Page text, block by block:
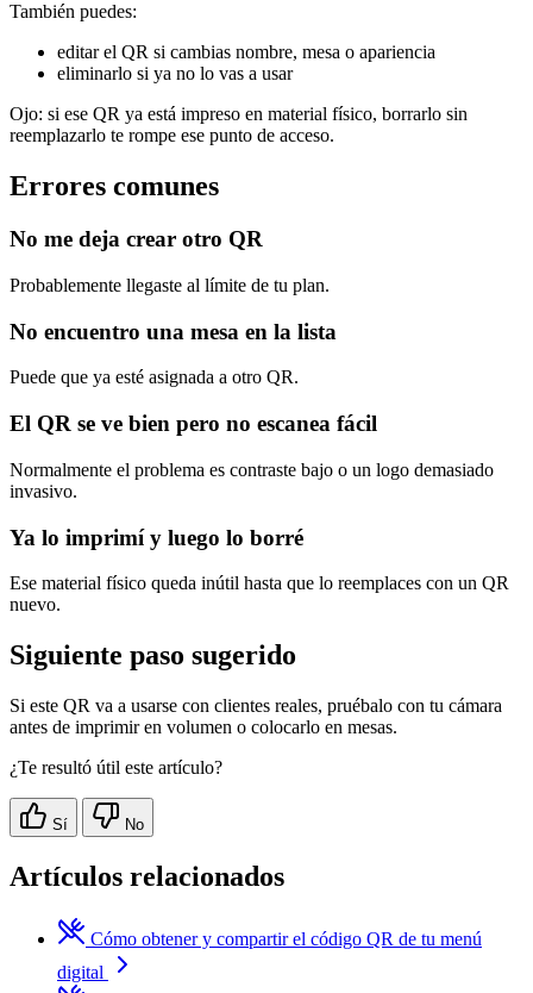
También puedes:
editar el QR si cambias nombre, mesa o apariencia
eliminarlo si ya no lo vas a usar
Ojo: si ese QR ya está impreso en material físico, borrarlo sin
reemplazarlo te rompe ese punto de acceso.
Errores comunes
No me deja crear otro QR
Probablemente llegaste al límite de tu plan.
No encuentro una mesa en la lista
Puede que ya esté asignada a otro QR.
El QR se ve bien pero no escanea fácil
Normalmente el problema es contraste bajo o un logo demasiado
invasivo.
Ya lo imprimí y luego lo borré
Ese material físico queda inútil hasta que lo reemplaces con un QR
nuevo.
Siguiente paso sugerido
Si este QR va a usarse con clientes reales, pruébalo con tu cámara
antes de imprimir en volumen o colocarlo en mesas.
¿Te resultó útil este artículo?
Sí No
Artículos relacionados
Cómo obtener y compartir el código QR de tu menú
digital